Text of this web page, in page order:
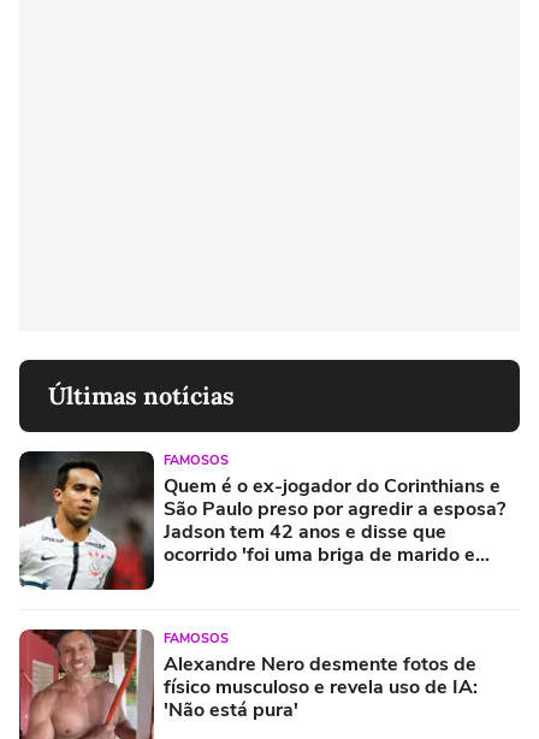
Últimas notícias
FAMOSOS
Quem é o ex-jogador do Corinthians e
São Paulo preso por agredir a esposa?
Jadson tem 42 anos e disse que
ocorrido 'foi uma briga de marido e
FAMOSOS
Alexandre Nero desmente fotos de
físico musculoso e revela uso de IA:
'Não está pura'